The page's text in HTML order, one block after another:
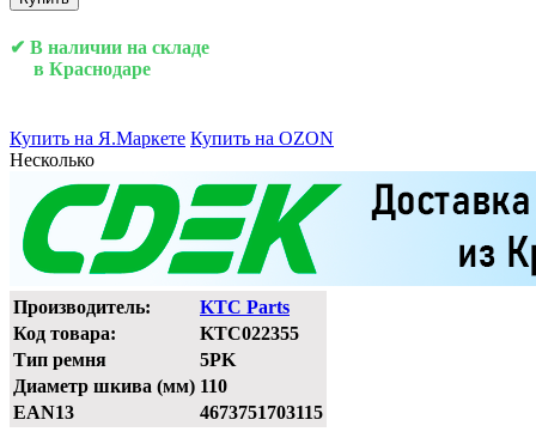
✔ В наличии на складе
в Краснодаре
Купить на Я.Маркете Купить на OZON
Несколько
Производитель:
KTC Parts
Код товара:
KTC022355
Тип ремня
5PK
Диаметр шкива (мм) 110
EAN13
4673751703115